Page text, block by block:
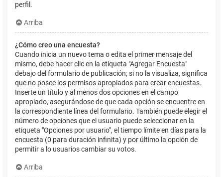
perfil.
Arriba
¿Cómo creo una encuesta?
Cuando inicia un nuevo tema o edita el primer mensaje del
mismo, debe hacer clic en la etiqueta "Agregar Encuesta"
debajo del formulario de publicación; si no la visualiza, significa
que no posee los permisos apropiados para crear encuestas.
Inserte un título y al menos dos opciones en el campo
apropiado, asegurándose de que cada opción se encuentre en
la correspondiente línea del formulario. También puede elegir el
número de opciones que el usuario puede seleccionar en la
etiqueta "Opciones por usuario", el tiempo límite en días para la
encuesta (0 para duración infinita) y por último la opción de
permitir a lo usuarios cambiar su votos.
Arriba